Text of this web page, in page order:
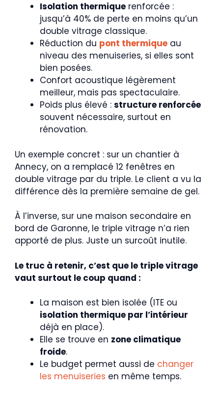
Isolation thermique renforcée :
jusqu’à 40% de perte en moins qu’un
double vitrage classique.
Réduction du pont thermique au
niveau des menuiseries, si elles sont
bien posées.
Confort acoustique légèrement
meilleur, mais pas spectaculaire.
Poids plus élevé : structure renforcée
souvent nécessaire, surtout en
rénovation.
Un exemple concret : sur un chantier à
Annecy, on a remplacé 12 fenêtres en
double vitrage par du triple. Le client a vu la
différence dès la première semaine de gel.
À l’inverse, sur une maison secondaire en
bord de Garonne, le triple vitrage n’a rien
apporté de plus. Juste un surcoût inutile.
Le truc à retenir, c’est que le triple vitrage
vaut surtout le coup quand :
La maison est bien isolée (ITE ou
isolation thermique par l’intérieur
déjà en place).
Elle se trouve en zone climatique
froide.
Le budget permet aussi de changer
les menuiseries en même temps.